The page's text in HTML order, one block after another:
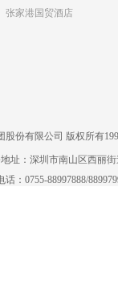
张家港国贸酒店
股份有限公司 版权所有
址：深圳市南山区西丽
话：0755-88997888/